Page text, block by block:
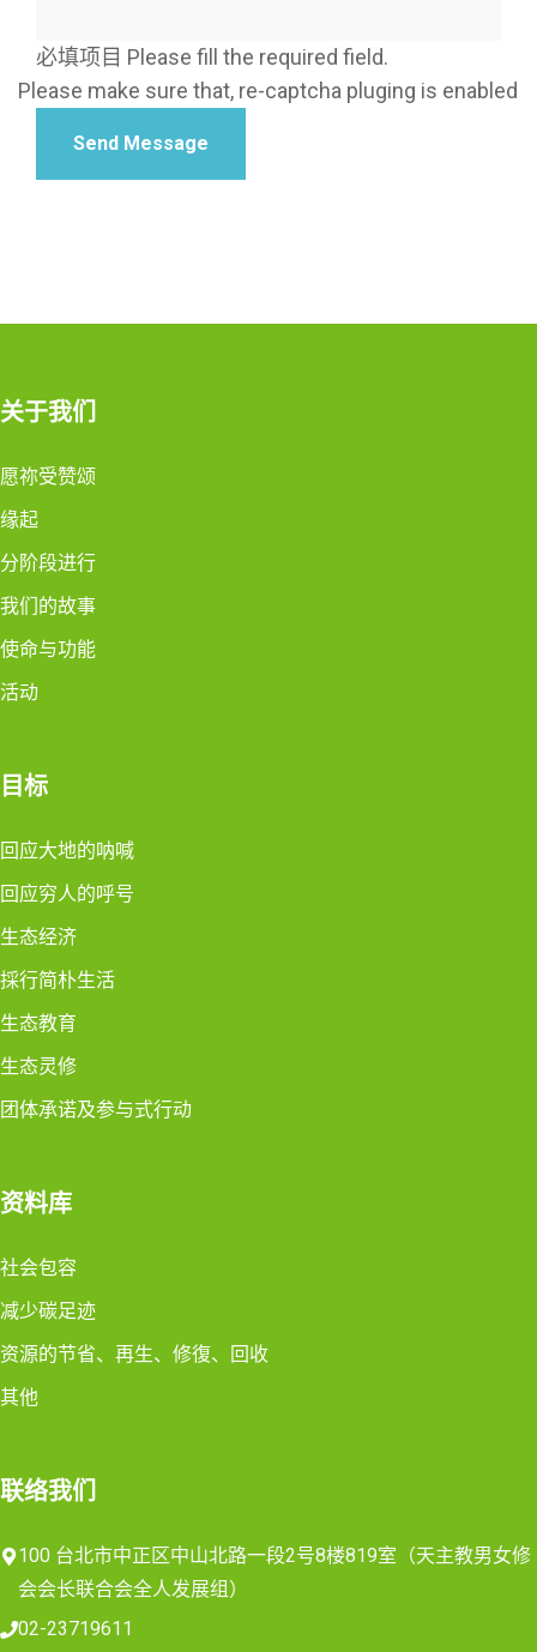
必填项目 Please fill the required field.
Please make sure that, re-captcha pluging is enabled
Send Message
关于我们
愿祢受赞颂
缘起
分阶段进行
我们的故事
使命与功能
活动
目标
回应大地的呐喊
回应穷人的呼号
生态经济
採行简朴生活
生态教育
生态灵修
团体承诺及参与式行动
资料库
社会包容
减少碳足迹
资源的节省、再生、修復、回收
其他
联络我们
100 台北市中正区中山北路一段2号8楼819室（天主教男女修
会会长联合会全人发展组）
02-23719611